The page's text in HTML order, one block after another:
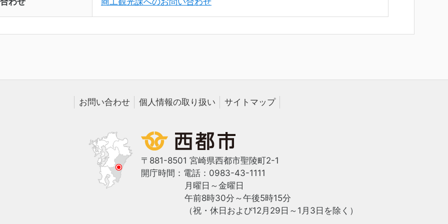
お問い合わせ 個人情報の取り扱い サイトマップ
〒881-8501 宮崎県西都市聖陵町2-1
電話：0983-43-1111
開庁時間：
月曜日～金曜日
午前8時30分～午後5時15分
（祝・休日および12月29日～1月3日を除く）